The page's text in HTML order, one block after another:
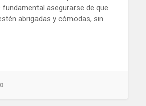
asegurarse de que
abrigadas y cómodas, sin
0